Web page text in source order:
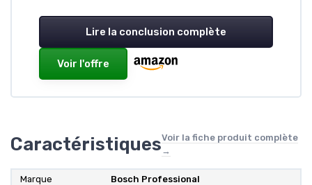
Lire la conclusion complète
Voir l'offre
CaractéristiquesVoir la fiche produit complète
→
Marque Bosch Professional